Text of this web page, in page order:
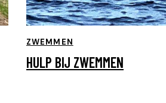
HULP BIJ ZWEMMEN
ZWEMMEN